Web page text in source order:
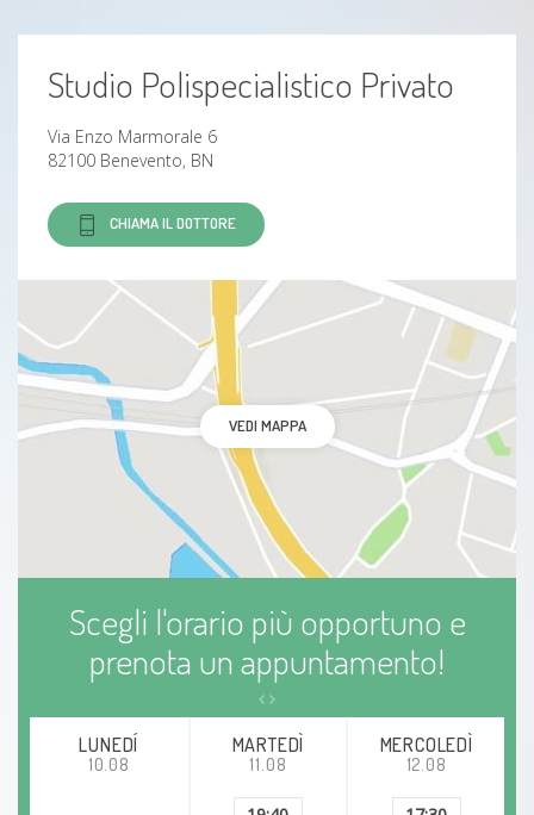
Ipovisione
Psoriasi
presbiopia
Blefaroptosi
Occhio secco
pucker maculare
lentiggini
ambliopia
occhio pigro
Studio Polispecialistico Privato
Via Enzo Marmorale 6
82100 Benevento, BN
CHIAMA IL DOTTORE
VEDI MAPPA
Scegli l'orario più opportuno e
prenota un appuntamento!
LUNEDÍ
10.08
MARTEDÌ
11.08
MERCOLEDÌ
12.08